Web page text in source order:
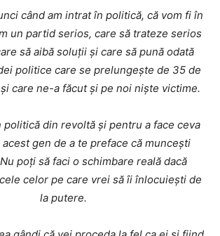
când am intrat în politică, că vom fi în
un partid serios, care să trateze serios
să aibă soluții și care să pună odată
politice care se prelungește de 35 de
care ne-a făcut și pe noi niște victime.
politică din revoltă și pentru a face ceva
acest gen de a te preface că muncești
poți să faci o schimbare reală dacă
celor pe care vrei să îi înlocuiești de
la putere.